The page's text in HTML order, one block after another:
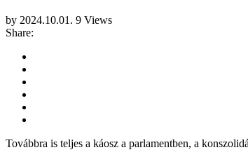
by 2024.10.01. 9 Views
Share:
Továbbra is teljes a káosz a parlamentben, a